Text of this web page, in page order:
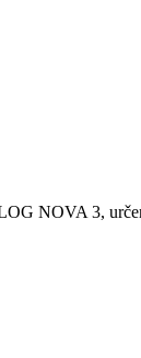
NOVA 3,